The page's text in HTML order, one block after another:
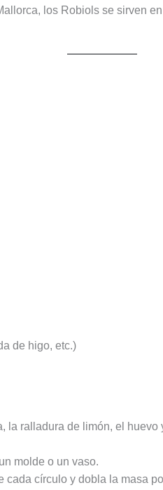
los Robiols se sirven
de higo, etc.)
la ralladura de limón, el
molde o un vaso.
círculo y dobla la masa